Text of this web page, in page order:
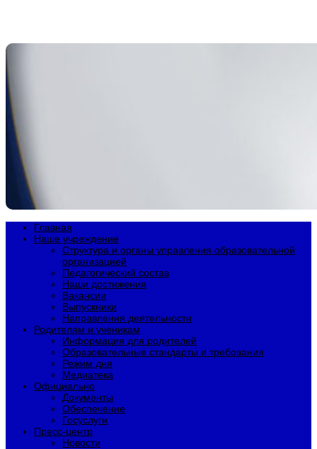
Главная
Наше учреждение
Структура и органы управления образовательной
организацией
Педагогический состав
Наши достижения
Вакансии
Выпускники
Направления деятельности
Родителям и ученикам
Информация для родителей
Образовательные стандарты и требования
Режим дня
Медиатека
Официально
Документы
Обеспечение
Госуслуги
Пресс-центр
Новости